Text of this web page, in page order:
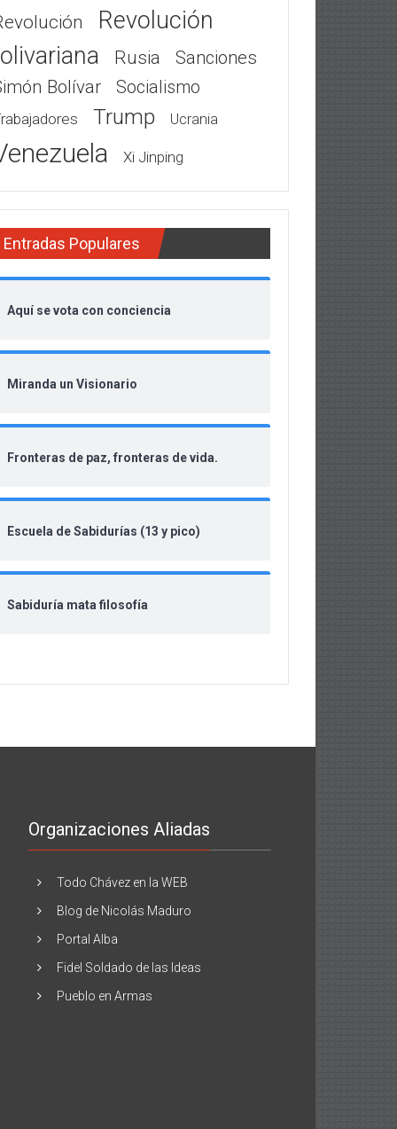
Revolución
Rusia
Sanciones
Bolívar
Socialismo
Trump Ucrania
Xi Jinping
Entradas Populares
Aquí se vota con conciencia
Miranda un Visionario
Fronteras de paz, fronteras de vida.
Escuela de Sabidurías (13 y pico)
Sabiduría mata filosofía
Organizaciones Aliadas
Todo Chávez en la WEB
Blog de Nicolás Maduro
Portal Alba
Fidel Soldado de las Ideas
Pueblo en Armas